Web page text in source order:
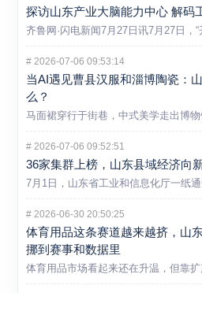
探访山东产业大脑能力中心 解码
齐鲁网·闪电新闻7月27日讯7月27日，“
# 2026-07-06 09:53:14
当AI遇见曹县汉服和淄博陶瓷：
么？
# 2026-07-06 09:52:51
36家集群上榜，山东县域经济向
7月1日，山东省工业和信息化厅一纸
# 2026-06-30 20:50:25
体育用品这条赛道越来越挤，山
挪到赛事和数据里